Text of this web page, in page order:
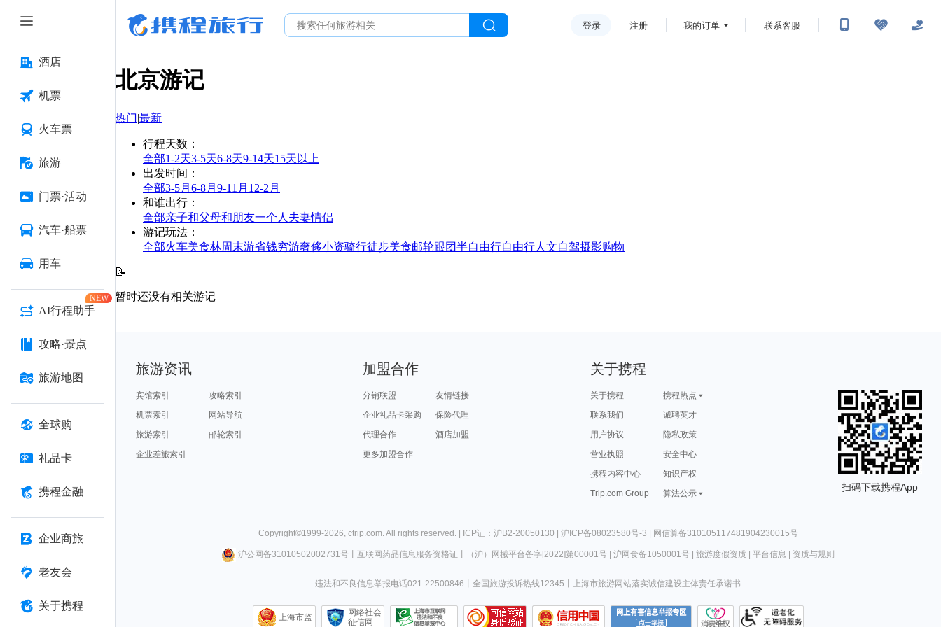
酒店
机票
火车票
旅游
门票·活动
汽车·船票
用车
AI行程助手
NEW
攻略·景点
旅游地图
全球购
礼品卡
携程金融
企业商旅
老友会
关于携程
登录 注册 我的订单 联系客服
北京游记
热门|最新
行程天数 ：
全部1-2天3-5天6-8天9-14天15天以上
出发时间 ：
全部3-5月 6-8月 9-11月 12-2月
和谁出行 ：
全部亲子和父母和朋友一个人 夫妻情侣
游记玩法 ：
全部火车美食林周末游省钱穷游奢侈小资骑行徒步美食邮轮跟团半自由行自由行人文自驾摄影购物
📝
暂时还没有相关游记
旅游资讯
宾馆索引
攻略索引
机票索引
网站导航
旅游索引
邮轮索引
企业差旅索引
加盟合作
分销联盟
友情链接
企业礼品卡采购
保险代理
代理合作
酒店加盟
更多加盟合作
关于携程
关于携程
携程热点
联系我们
诚聘英才
用户协议
隐私政策
营业执照
安全中心
携程内容中心
知识产权
Trip.com Group
算法公示
扫码下载携程App
Copyright©1999-2026, ctrip.com. All rights reserved. | ICP证：沪B2-20050130 | 沪ICP备08023580号-3 | 网信算备310105117481904230015号
沪公网备31010502002731号丨 互联网药品信息服务资格证 （沪）网械平台备字[2022]第00001号| 沪网食备1050001号| 旅游度假资质| 平台信息 资质与规则
违法和不良信息举报电话021-22500846 全国旅游投诉热线12345 上海市旅游网站落实诚信建设主体责任承诺书
上海市监
网络社会
征信网